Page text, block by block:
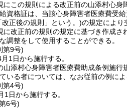
にこの規則による改正前の山添村心身
資格証は、当該心身障害者医療費受
改正後の規則」という。)の規定により
に改正前の規則の規定に基づき作成
調整をして使用することができる。
第9号)
1日から施行する。
山添村心身障害者医療費助成条例施
いる者については、なお従前の例によ
第4号)
日から施行する。
6号)